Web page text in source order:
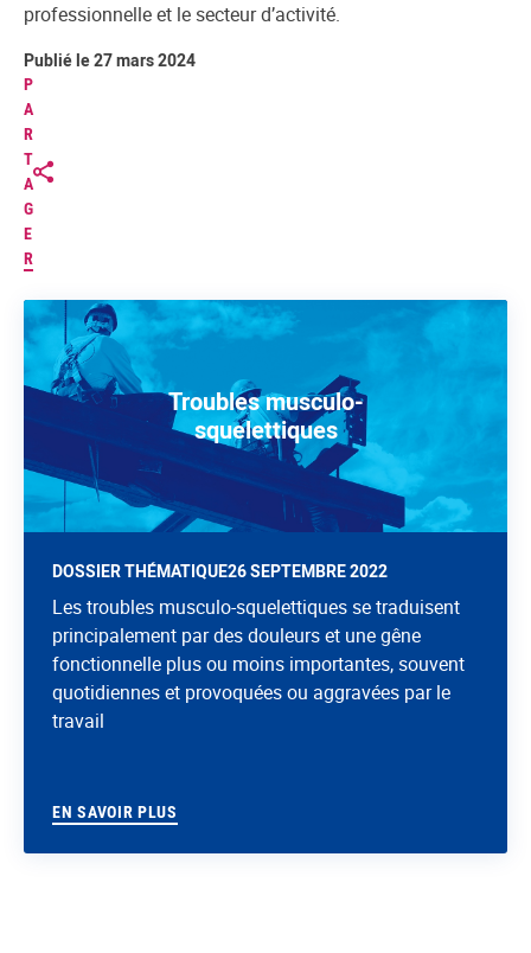
professionnelle et le secteur d’activité.
P
A
R
T
A
G
E
R
Publié le 27 mars 2024
Troubles musculo-
squelettiques
DOSSIER THÉMATIQUE26 SEPTEMBRE 2022
Les troubles musculo-squelettiques se traduisent
principalement par des douleurs et une gêne
fonctionnelle plus ou moins importantes, souvent
quotidiennes et provoquées ou aggravées par le
travail
EN SAVOIR PLUS